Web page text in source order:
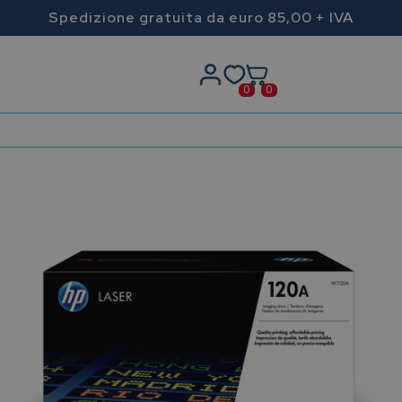
Spedizione gratuita da euro 85,00 + IVA
0 0